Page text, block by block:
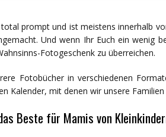
prompt und ist meistens innerhalb
Und wenn Ihr Euch ein wenig
Fotogeschenk zu überreichen.
Fotobücher in verschiedenen
Kalender, mit denen wir unsere
Beste für Mamis von